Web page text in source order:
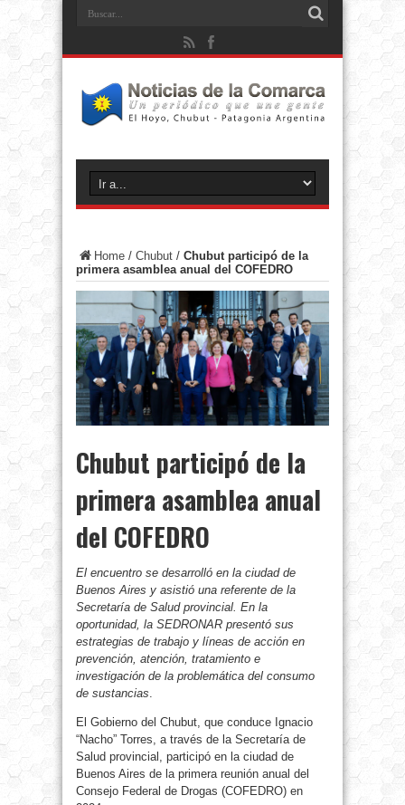
Home / Chubut / Chubut participó de la
primera asamblea anual del COFEDRO
Chubut participó de la
primera asamblea anual
del COFEDRO
El encuentro se desarrolló en la ciudad de
Buenos Aires y asistió una referente de la
Secretaría de Salud provincial. En la
oportunidad, la SEDRONAR presentó sus
estrategias de trabajo y líneas de acción en
prevención, atención, tratamiento e
investigación de la problemática del consumo
de sustancias.
El Gobierno del Chubut, que conduce Ignacio
“Nacho” Torres, a través de la Secretaría de
Salud provincial, participó en la ciudad de
Buenos Aires de la primera reunión anual del
Consejo Federal de Drogas (COFEDRO) en